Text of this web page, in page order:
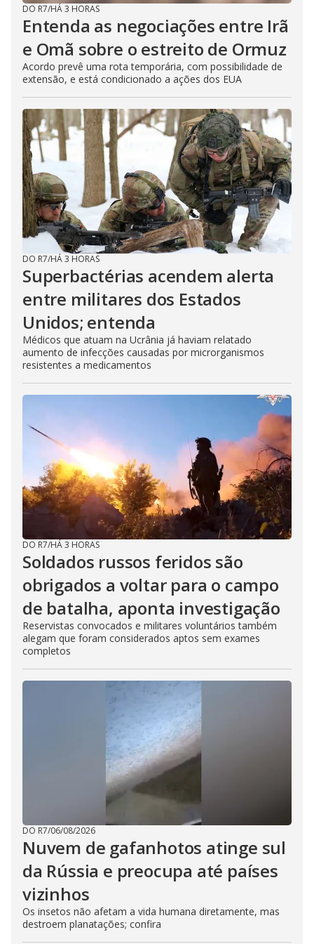
DO R7/HÁ 3 HORAS
Entenda as negociações entre Irã
e Omã sobre o estreito de Ormuz
Acordo prevê uma rota temporária, com possibilidade de
extensão, e está condicionado a ações dos EUA
DO R7/HÁ 3 HORAS
Superbactérias acendem alerta
entre militares dos Estados
Unidos; entenda
Médicos que atuam na Ucrânia já haviam relatado
aumento de infecções causadas por microrganismos
resistentes a medicamentos
DO R7/HÁ 3 HORAS
Soldados russos feridos são
obrigados a voltar para o campo
de batalha, aponta investigação
Reservistas convocados e militares voluntários também
alegam que foram considerados aptos sem exames
completos
DO R7/06/08/2026
Nuvem de gafanhotos atinge sul
da Rússia e preocupa até países
vizinhos
Os insetos não afetam a vida humana diretamente, mas
destroem planatações; confira